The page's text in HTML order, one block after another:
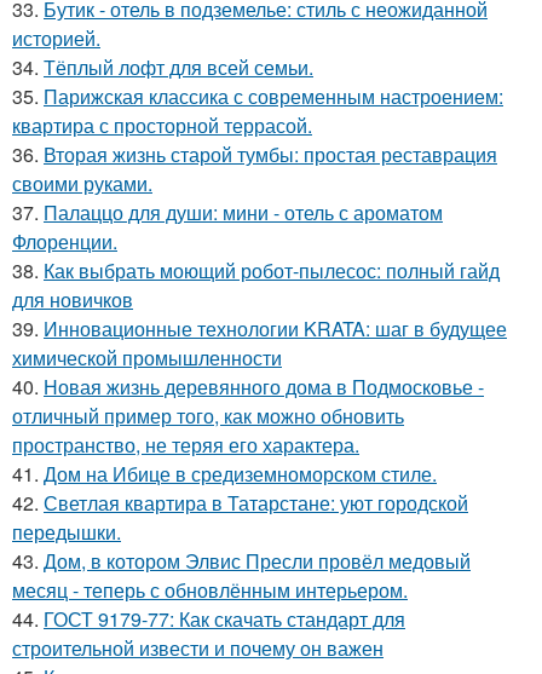
33. Бутик - отель в подземелье: стиль с неожиданной
историей.
34. Тёплый лофт для всей семьи.
35. Парижская классика с современным настроением:
квартира с просторной террасой.
36. Вторая жизнь старой тумбы: простая реставрация
своими руками.
37. Палаццо для души: мини - отель с ароматом
Флоренции.
38. Как выбрать моющий робот-пылесос: полный гайд
для новичков
39. Инновационные технологии KRATA: шаг в будущее
химической промышленности
40. Новая жизнь деревянного дома в Подмосковье -
отличный пример того, как можно обновить
пространство, не теряя его характера.
41. Дом на Ибице в средиземноморском стиле.
42. Светлая квартира в Татарстане: уют городской
передышки.
43. Дом, в котором Элвис Пресли провёл медовый
месяц - теперь с обновлённым интерьером.
44. ГОСТ 9179-77: Как скачать стандарт для
строительной извести и почему он важен